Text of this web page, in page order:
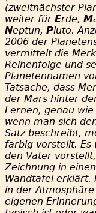
(zweitnächster
weiter für Erde, M
Neptun, Pluto.
2006 der
vermittelt die
Reihenfolge und
Planetennamen
Tatsache, dass
der Mars hinter
Lernen, genau
wenn man sich
Satz beschreibt,
farbig vorstellt. Es
den Vater
Zeichnung in
Wandtafel erklärt.
in der
eigenen